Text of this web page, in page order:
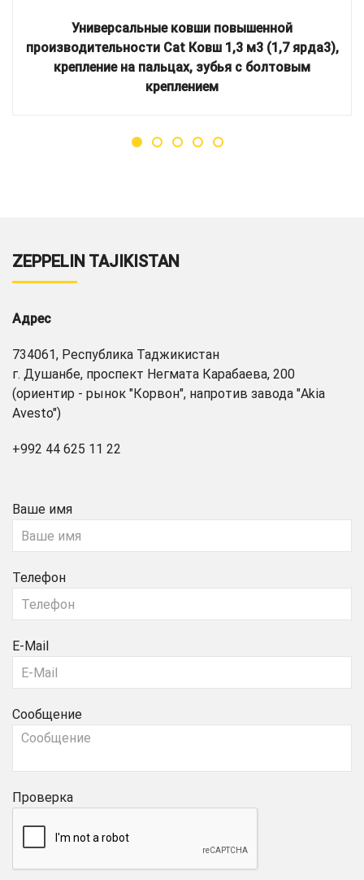
Универсальные ковши повышенной
производительности Cat Ковш 1,3 м3 (1,7 ярда3),
крепление на пальцах, зубья с болтовым
креплением
ZEPPELIN TAJIKISTAN
Адрес
734061, Республика Таджикистан
г. Душанбе, проспект Негмата Карабаева, 200
(ориентир - рынок "Корвон", напротив завода "Akia
Avesto")
+992 44 625 11 22
Ваше имя
Телефон
E-Mail
Сообщение
Проверка